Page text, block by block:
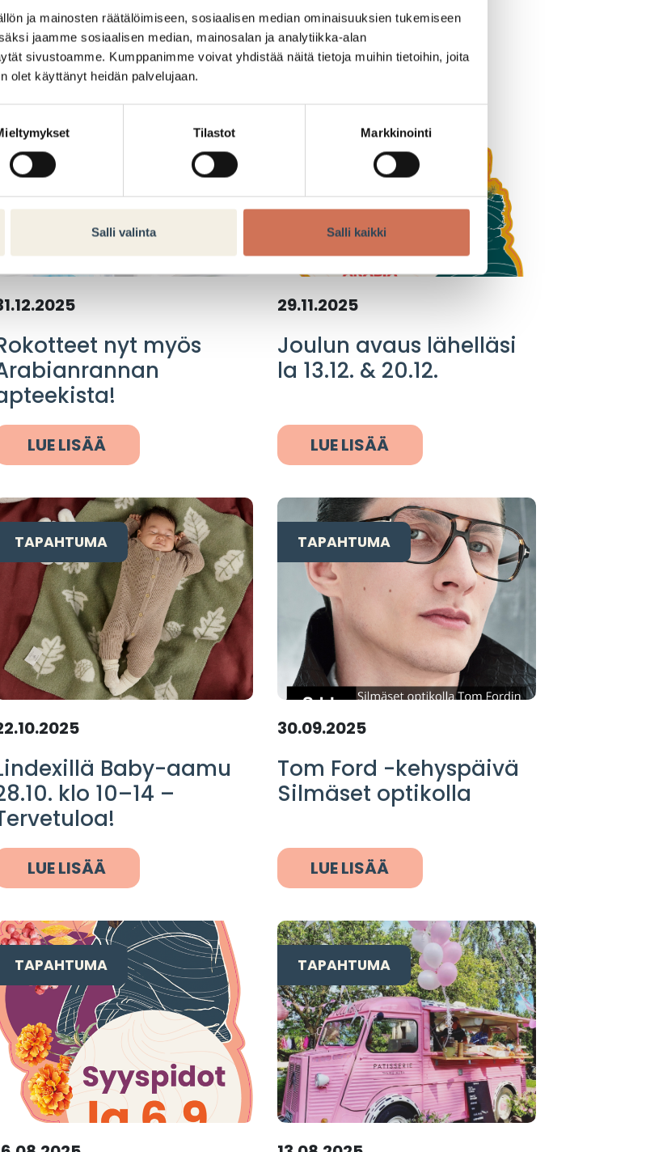
ja mainosten räätälöimiseen, sosiaalisen median ominaisuuksien tukemiseen
jaamme sosiaalisen median, mainosalan ja analytiikka-alan
sivustoamme. Kumppanimme voivat yhdistää näitä tietoja muihin tietoihin, joita
olet käyttänyt heidän palvelujaan.
Tilastot Markkinointi
Salli valinta Salli kaikki
LUE LISÄÄ LUE LISÄÄ
nyt myös
LUE LISÄÄ
29.11.2025
Joulun avaus lähelläsi
la 13.12. & 20.12.
LUE LISÄÄ
TAPAHTUMA
Baby-aamu
klo 10–14 –
LUE LISÄÄ
TAPAHTUMA
30.09.2025
Tom Ford -kehyspäivä
Silmäset optikolla
LUE LISÄÄ
TAPAHTUMA TAPAHTUMA